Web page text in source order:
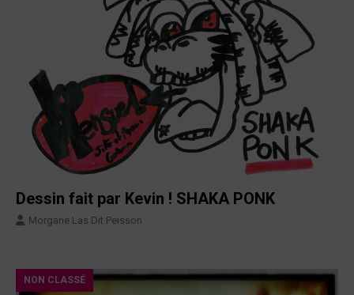
Dessin fait par Kevin ! SHAKA PONK
Morgane Las Dit Peisson
NON CLASSÉ